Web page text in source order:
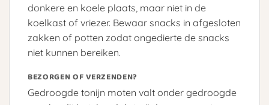
donkere en koele plaats, maar niet in de
koelkast of vriezer. Bewaar snacks in afgesloten
zakken of potten zodat ongedierte de snacks
niet kunnen bereiken.
BEZORGEN OF VERZENDEN?
Gedroogde tonijn moten valt onder gedroogde